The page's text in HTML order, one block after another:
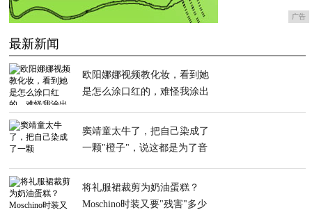
广告
最新新闻
欧阳娜娜视频教化妆，看到她
是怎么涂口红的，难怪我涂出
窦靖童太牛了，把自己染成了
一颗"橙子"，说这都是为了音
将礼服裙裁剪为奶油蛋糕？
Moschino时装又要"残害"多少